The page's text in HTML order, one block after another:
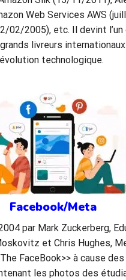
Web Services AWS
02/2005), etc. Il devint l’un
livreurs
technologique.
Facebook/Meta
par Mark Zuckerberg,
et Chris Hughes,
FaceBook>> à cause des
les photos des